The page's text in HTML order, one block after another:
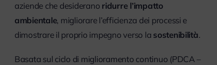
aziende che desiderano ridurre l’impatto
ambientale, migliorare l’efficienza dei processi e
dimostrare il proprio impegno verso la sostenibilità.
Basata sul ciclo di miglioramento continuo (PDCA –